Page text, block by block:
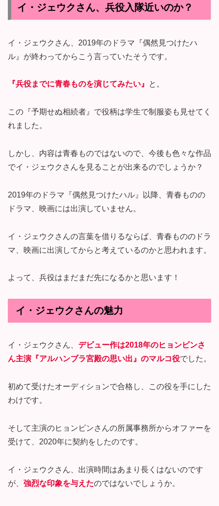
イ・ジェウクさん、兵役入隊近いのか？
イ・ジェウクさん、2019年のドラマ『偶然見つけたハ
ル』が終わってからこう言っていたそうです。
『兵役までに青春ものを演じてみたい』 と。
この『予期せぬ相続者』で役柄は学生で制服姿も見せてく
れました。
しかし、内容は青春ものではないので、今後も色々な作品
でイ・ジェウクさんを見ることが出来るのでしょうか？
2019年のドラマ『偶然見つけたハル』以降、青春ものの
ドラマ、映画には出演していません。
イ・ジェウクさんの言葉を借りるならば、青春もののドラ
マ、映画に出演してからと考えているのかと思われます。
よって、兵役はまだまだ先になるかと思います！
イ・ジェウクさんの魅力
イ・ジェウクさん、 デビュー作は2018年のヒョンビンさ
ん主演『アルハンブラ宮殿の思い出』のマルコ役でした。
初めて受けたオーディションで合格し、この役を手にした
わけです。
そして主演のヒョンビンさんの所属事務所からオファーを
受けて、2020年に契約をしたのです。
イ・ジェウクさん、出演時間はあまり長くはないのです
が、 強烈な印象を与えたのではないでしょうか。